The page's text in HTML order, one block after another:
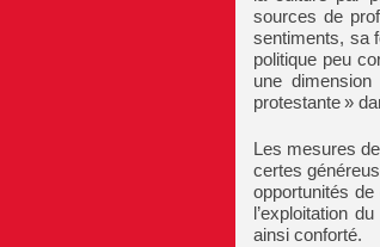
sources de
sentiments, sa
politique peu
une
protestante »
Les mesures
certes
opportunités
l’exploitation
ainsi conforté.